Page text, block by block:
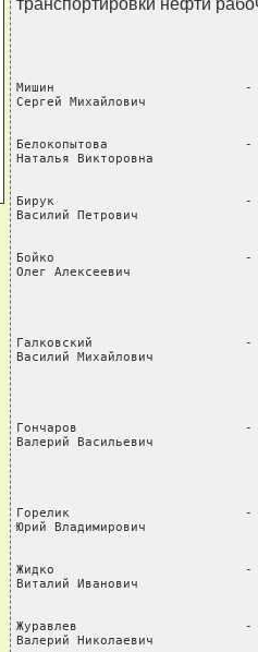
Мишин                         - вице-
Сергей Михайлович
Белокопытова                  -
Наталья Викторовна
Бирук                         -
Василий Петрович
Бойко                         -
Олег Алексеевич
Галковский                    -
Василий Михайлович
Гончаров                      -
Валерий Васильевич
Горелик                       -
Юрий Владимирович               и
Жидко                         -
Виталий Иванович
Журавлев                      -
Валерий Николаевич